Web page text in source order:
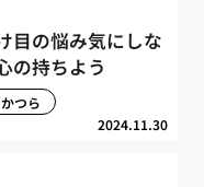
目の悩み気にしな
の持ちよう
2024.11.30
かつら